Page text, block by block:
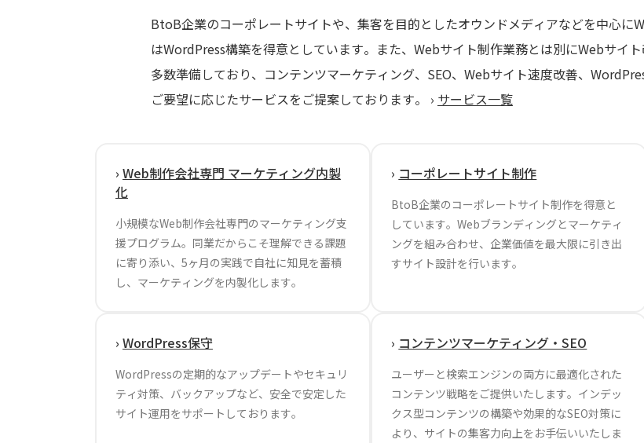
BtoB企業のコーポレートサイトや、集客を目的としたオウンドメディアなどを中心に
はWordPress構築を得意としています。また、Webサイト制作業務とは別にWebサイ
多数準備しており、コンテンツマーケティング、SEO、Webサイト速度改善、
ご要望に応じたサービスをご提案しております。 › サービス一覧
› Web制作会社専門 マーケティング内製
化
小規模なWeb制作会社専門のマーケティング支
援プログラム。同業だからこそ理解できる課題
に寄り添い、5ヶ月の実践で自社に知見を蓄積
し、マーケティングを内製化します。
› コーポレートサイト制作
BtoB企業のコーポレートサイト制作を得意と
しています。Webブランディングとマーケティ
ングを組み合わせ、企業価値を最大限に引き出
すサイト設計を行います。
› WordPress保守
WordPressの定期的なアップデートやセキュリ
ティ対策、バックアップなど、安全で安定した
サイト運用をサポートしております。
› コンテンツマーケティング・SEO
ユーザーと検索エンジンの両方に最適化された
コンテンツ戦略をご提供いたします。インデッ
クス型コンテンツの構築や効果的なSEO対策に
より、サイトの集客力向上をお手伝いいたしま